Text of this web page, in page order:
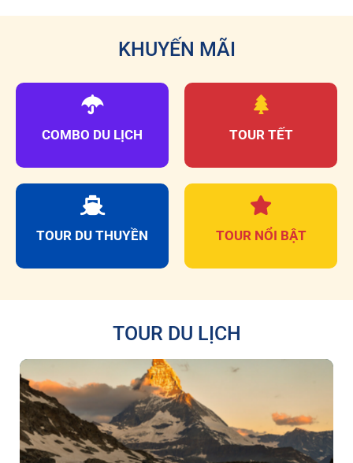
KHUYẾN MÃI
COMBO DU LỊCH TOUR TẾT
TOUR DU THUYỀN TOUR NỔI BẬT
TOUR DU LỊCH